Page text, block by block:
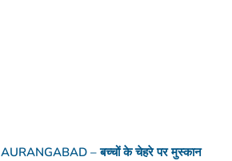
AURANGABAD – बच्चों के चेहरे पर मुस्कान